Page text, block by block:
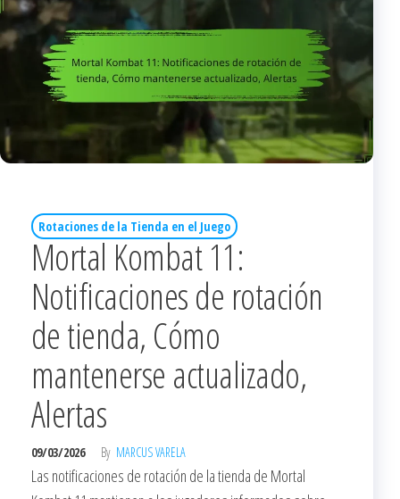
Rotaciones de la Tienda en el Juego
Mortal Kombat 11:
Notificaciones de rotación
de tienda, Cómo
mantenerse actualizado,
Alertas
09/03/2026 By MARCUS VARELA
Las notificaciones de rotación de la tienda de Mortal